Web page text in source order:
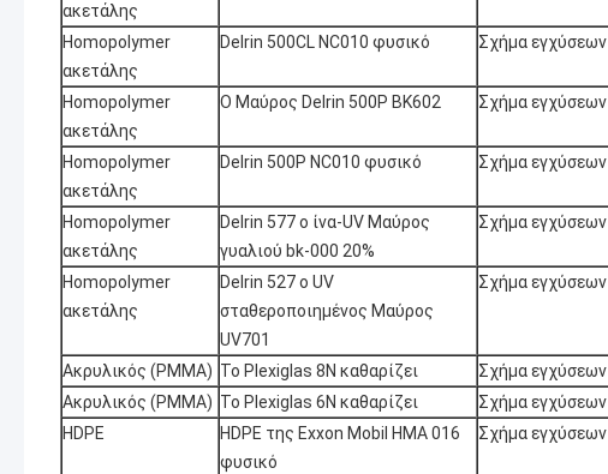
ακετάλης
Homopolymer
ακετάλης
Delrin 500CL NC010 φυσικό Σχήμα εγχύσεων
Homopolymer
ακετάλης
Ο Μαύρος Delrin 500P BK602 Σχήμα εγχύσεων
Homopolymer
ακετάλης
Delrin 500P NC010 φυσικό Σχήμα εγχύσεων
Homopolymer
ακετάλης
Delrin 577 ο ίνα-UV Μαύρος
γυαλιού bk-000 20%
Σχήμα εγχύσεων
Homopolymer
ακετάλης
Delrin 527 ο UV
σταθεροποιημένος Μαύρος
UV701
Σχήμα εγχύσεων
Ακρυλικός (PMMA) Το Plexiglas 8N καθαρίζει Σχήμα εγχύσεων
Ακρυλικός (PMMA) Το Plexiglas 6N καθαρίζει Σχήμα εγχύσεων
HDPE
HDPE της Exxon Mobil HMA 016
φυσικό
Σχήμα εγχύσεων